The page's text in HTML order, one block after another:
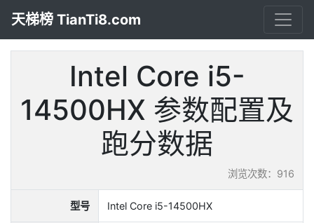
天梯榜 TianTi8.com
Intel Core i5-
14500HX 参数配置及
跑分数据
浏览次数：916
型号 Intel Core i5-14500HX